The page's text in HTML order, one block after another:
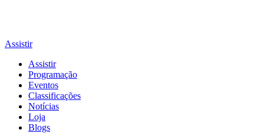
Assistir
Assistir
Programação
Eventos
Classificações
Notícias
Loja
Blogs